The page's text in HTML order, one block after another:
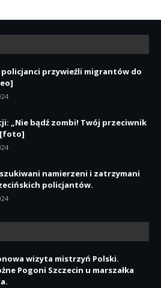
policjanci przywieźli migrantów do
„Nie bądź zombi! Twój przeciwnik
[foto]
namierzeni i zatrzymani
policjantów.
wizyta mistrzyń Polski.
Pogoni Szczecin u marszałka